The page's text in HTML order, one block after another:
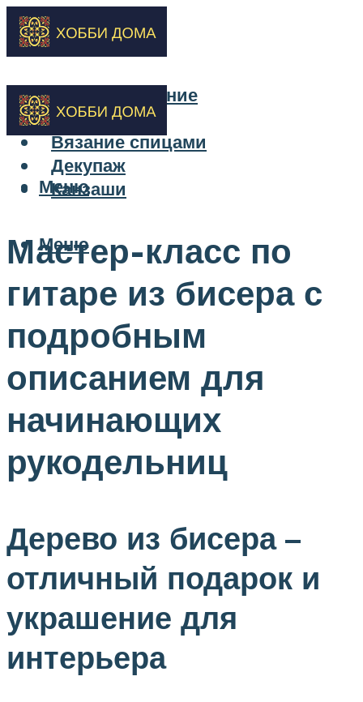
Бисероплетение
Вышивка
Вязание спицами
Декупаж
Канзаши
Меню
Меню
Мастер-класс по
гитаре из бисера с
подробным
описанием для
начинающих
рукодельниц
Дерево из бисера –
отличный подарок и
украшение для
интерьера